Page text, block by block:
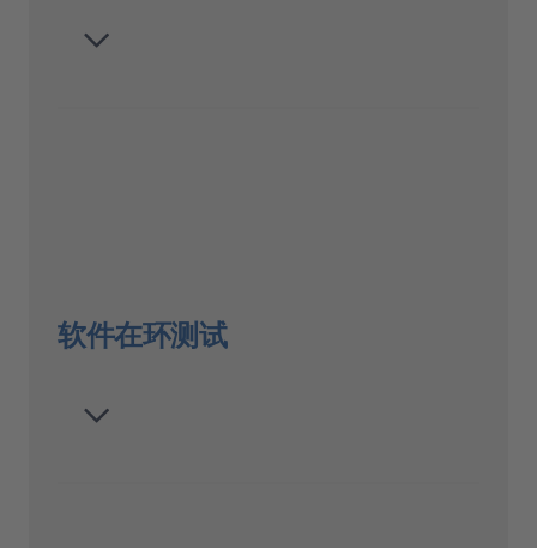
软件在环测试